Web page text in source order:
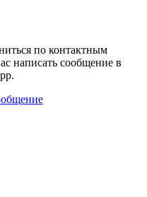
по контактным
написать сообщение в